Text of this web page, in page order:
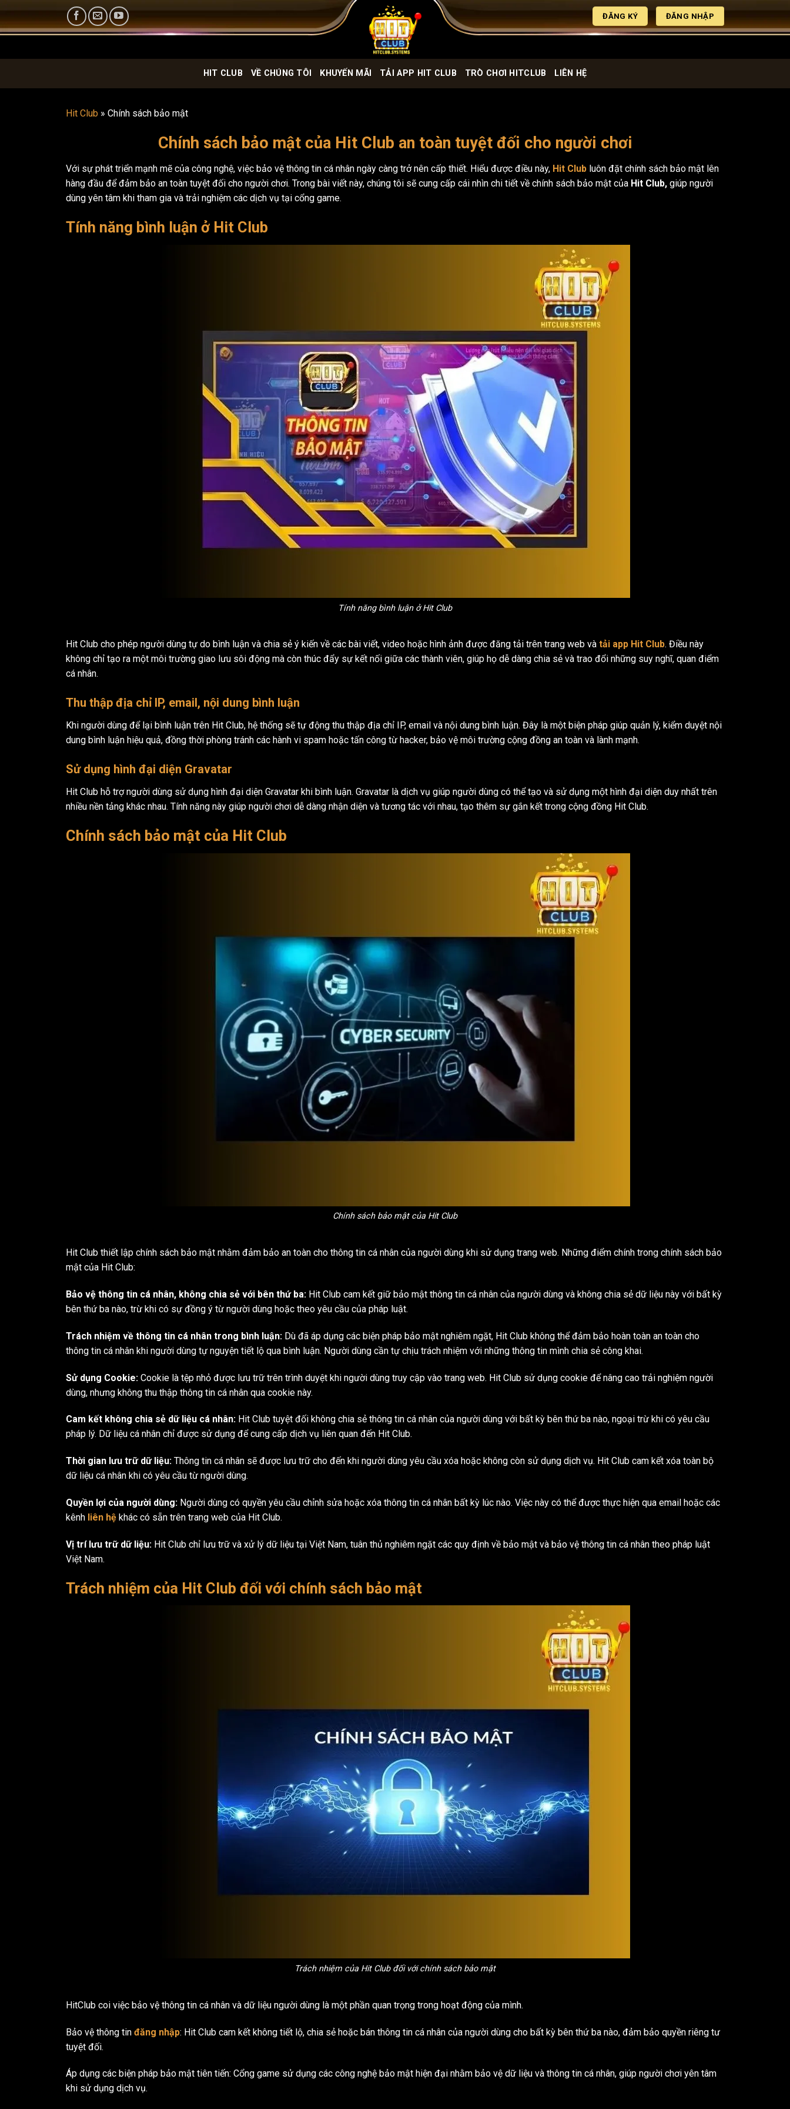
qua
nội
ĐĂNG KÝ ĐĂNG NHẬP
HIT CLUB VỀ CHÚNG TÔI KHUYẾN MÃI TẢI APP HIT CLUB TRÒ CHƠI HITCLUB LIÊN HỆ
Hit Club » Chính sách bảo mật
Chính sách bảo mật của Hit Club an toàn tuyệt đối cho người chơi
Với sự phát triển mạnh mẽ của công nghệ, việc bảo vệ thông tin cá nhân ngày càng trở nên cấp thiết. Hiểu được điều này, Hit Club luôn đặt chính sách bảo mật lên
hàng đầu để đảm bảo an toàn tuyệt đối cho người chơi. Trong bài viết này, chúng tôi sẽ cung cấp cái nhìn chi tiết về chính sách bảo mật của Hit Club, giúp người
dùng yên tâm khi tham gia và trải nghiệm các dịch vụ tại cổng game.
Tính năng bình luận ở Hit Club
Tính năng bình luận ở Hit Club
Hit Club cho phép người dùng tự do bình luận và chia sẻ ý kiến về các bài viết, video hoặc hình ảnh được đăng tải trên trang web và tải app Hit Club. Điều này
không chỉ tạo ra một môi trường giao lưu sôi động mà còn thúc đẩy sự kết nối giữa các thành viên, giúp họ dễ dàng chia sẻ và trao đổi những suy nghĩ, quan điểm
cá nhân.
Thu thập địa chỉ IP, email, nội dung bình luận
Khi người dùng để lại bình luận trên Hit Club, hệ thống sẽ tự động thu thập địa chỉ IP, email và nội dung bình luận. Đây là một biện pháp giúp quản lý, kiểm duyệt nội
dung bình luận hiệu quả, đồng thời phòng tránh các hành vi spam hoặc tấn công từ hacker, bảo vệ môi trường cộng đồng an toàn và lành mạnh.
Sử dụng hình đại diện Gravatar
Hit Club hỗ trợ người dùng sử dụng hình đại diện Gravatar khi bình luận. Gravatar là dịch vụ giúp người dùng có thể tạo và sử dụng một hình đại diện duy nhất trên
nhiều nền tảng khác nhau. Tính năng này giúp người chơi dễ dàng nhận diện và tương tác với nhau, tạo thêm sự gắn kết trong cộng đồng Hit Club.
Chính sách bảo mật của Hit Club
Chính sách bảo mật của Hit Club
Hit Club thiết lập chính sách bảo mật nhằm đảm bảo an toàn cho thông tin cá nhân của người dùng khi sử dụng trang web. Những điểm chính trong chính sách bảo
mật của Hit Club:
Bảo vệ thông tin cá nhân, không chia sẻ với bên thứ ba: Hit Club cam kết giữ bảo mật thông tin cá nhân của người dùng và không chia sẻ dữ liệu này với bất kỳ
bên thứ ba nào, trừ khi có sự đồng ý từ người dùng hoặc theo yêu cầu của pháp luật.
Trách nhiệm về thông tin cá nhân trong bình luận: Dù đã áp dụng các biện pháp bảo mật nghiêm ngặt, Hit Club không thể đảm bảo hoàn toàn an toàn cho
thông tin cá nhân khi người dùng tự nguyện tiết lộ qua bình luận. Người dùng cần tự chịu trách nhiệm với những thông tin mình chia sẻ công khai.
Sử dụng Cookie: Cookie là tệp nhỏ được lưu trữ trên trình duyệt khi người dùng truy cập vào trang web. Hit Club sử dụng cookie để nâng cao trải nghiệm người
dùng, nhưng không thu thập thông tin cá nhân qua cookie này.
Cam kết không chia sẻ dữ liệu cá nhân: Hit Club tuyệt đối không chia sẻ thông tin cá nhân của người dùng với bất kỳ bên thứ ba nào, ngoại trừ khi có yêu cầu
pháp lý. Dữ liệu cá nhân chỉ được sử dụng để cung cấp dịch vụ liên quan đến Hit Club.
Thời gian lưu trữ dữ liệu: Thông tin cá nhân sẽ được lưu trữ cho đến khi người dùng yêu cầu xóa hoặc không còn sử dụng dịch vụ. Hit Club cam kết xóa toàn bộ
dữ liệu cá nhân khi có yêu cầu từ người dùng.
Quyền lợi của người dùng: Người dùng có quyền yêu cầu chỉnh sửa hoặc xóa thông tin cá nhân bất kỳ lúc nào. Việc này có thể được thực hiện qua email hoặc các
kênh liên hệ khác có sẵn trên trang web của Hit Club.
Vị trí lưu trữ dữ liệu: Hit Club chỉ lưu trữ và xử lý dữ liệu tại Việt Nam, tuân thủ nghiêm ngặt các quy định về bảo mật và bảo vệ thông tin cá nhân theo pháp luật
Việt Nam.
Trách nhiệm của Hit Club đối với chính sách bảo mật
Trách nhiệm của Hit Club đối với chính sách bảo mật
HitClub coi việc bảo vệ thông tin cá nhân và dữ liệu người dùng là một phần quan trọng trong hoạt động của mình.
Bảo vệ thông tin đăng nhập: Hit Club cam kết không tiết lộ, chia sẻ hoặc bán thông tin cá nhân của người dùng cho bất kỳ bên thứ ba nào, đảm bảo quyền riêng tư
tuyệt đối.
Áp dụng các biện pháp bảo mật tiên tiến: Cổng game sử dụng các công nghệ bảo mật hiện đại nhằm bảo vệ dữ liệu và thông tin cá nhân, giúp người chơi yên tâm
khi sử dụng dịch vụ.